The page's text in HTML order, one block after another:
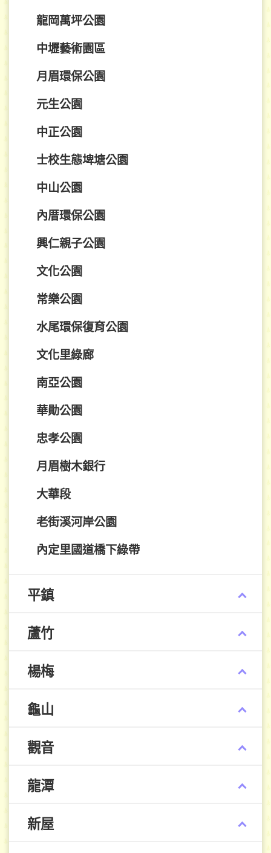
龍岡萬坪公園
中壢藝術園區
月眉環保公園
元生公園
中正公園
士校生態埤塘公園
中山公園
內厝環保公園
興仁親子公園
文化公園
常樂公園
水尾環保復育公園
文化里綠廊
南亞公園
華勛公園
忠孝公園
月眉樹木銀行
大華段
老街溪河岸公園
內定里國道橋下綠帶
平鎮
蘆竹
楊梅
龜山
觀音
龍潭
新屋